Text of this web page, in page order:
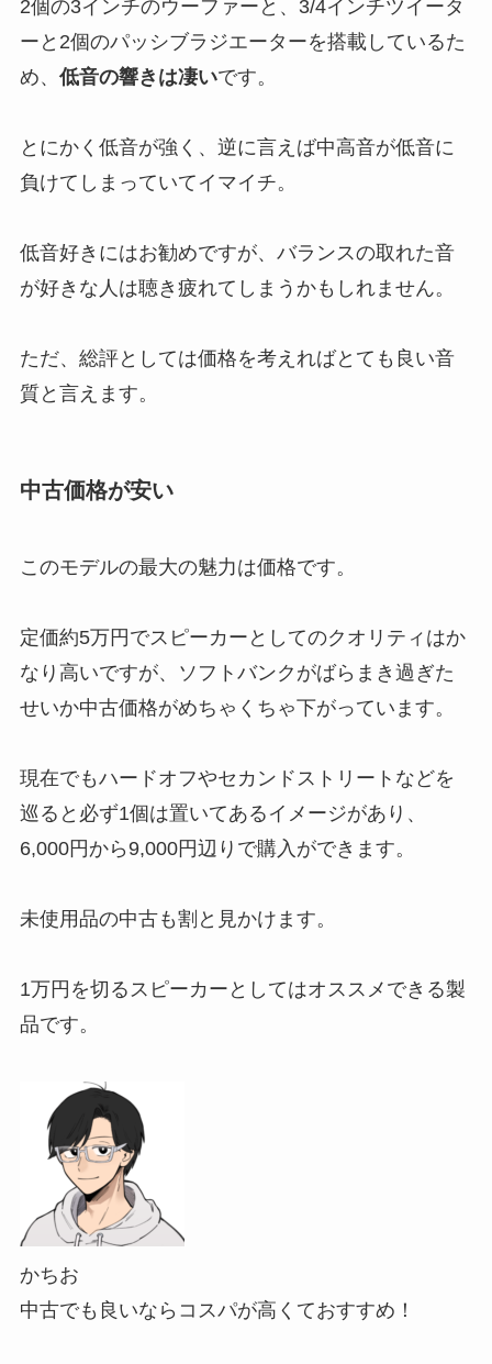
2個の3インチのウーファーと、3/4インチツイータ
ーと2個のパッシブラジエーターを搭載しているた
め、 低音の響きは凄いです。
とにかく低音が強く、 逆に言えば中高音が低音に
負けてしまっていてイマイチ。
低音好きにはお勧めですが、 バランスの取れた音
が好きな人は聴き疲れてしまう かもしれません。
ただ、総評としては価格を考えればとても良い音
質と言えます。
中古価格が安い
このモデルの最大の魅力は価格です。
定価約5万円でスピーカーとしてのクオリティはか
なり高いですが、ソフトバンクがばらまき過ぎた
せいか中古価格がめちゃくちゃ下がっています。
現在でもハードオフやセカンドストリートなどを
巡ると必ず1個は置いてあるイメージがあり、
6,000円から9,000円辺りで購入ができます。
未使用品の中古も割と見かけます。
1万円を切るスピーカーとしてはオススメできる製
品です。
かちお
中古でも良いならコスパが高くておすすめ！